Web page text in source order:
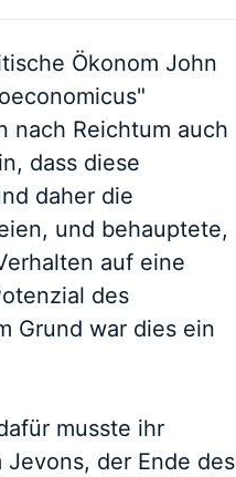
Ökonom John
nach Reichtum auch
dass diese
daher die
und behauptete,
auf eine
des
Grund war dies ein
musste ihr
der Ende des